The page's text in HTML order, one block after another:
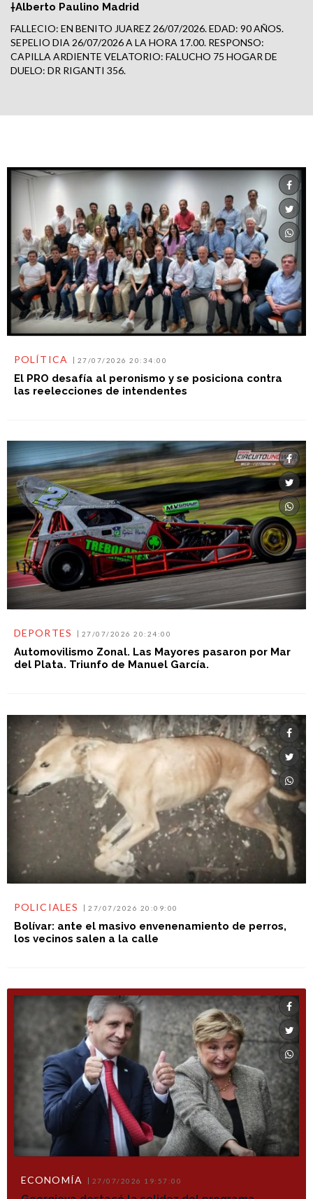
†Alberto Paulino Madrid
FALLECIO: EN BENITO JUAREZ 26/07/2026. EDAD: 90 AÑOS.
SEPELIO DIA 26/07/2026 A LA HORA 17.00. RESPONSO:
CAPILLA ARDIENTE VELATORIO: FALUCHO 75 HOGAR DE
DUELO: DR RIGANTI 356.
POLÍTICA 27/07/2026 20:34:00
El PRO desafía al peronismo y se posiciona contra
las reelecciones de intendentes
DEPORTES 27/07/2026 20:24:00
Automovilismo Zonal. Las Mayores pasaron por Mar
del Plata. Triunfo de Manuel García.
POLICIALES 27/07/2026 20:09:00
Bolívar: ante el masivo envenenamiento de perros,
los vecinos salen a la calle
ECONOMÍA 27/07/2026 19:57:00